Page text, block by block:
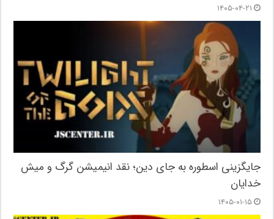
۱۴۰۵-۰۴-۲۱
جایگزینی اسطوره به جای دین؛ نقد انیمیشن گرگ و میش
خدایان
۱۴۰۵-۰۱-۱۵